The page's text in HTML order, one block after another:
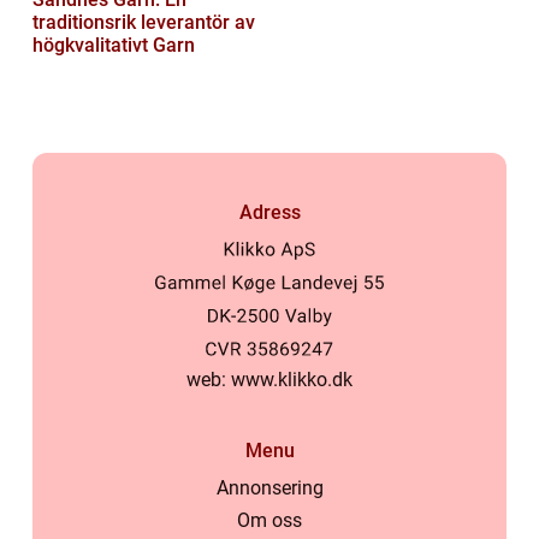
traditionsrik leverantör av
högkvalitativt Garn
Adress
web: www.klikko.dk
Menu
Annonsering
Om oss